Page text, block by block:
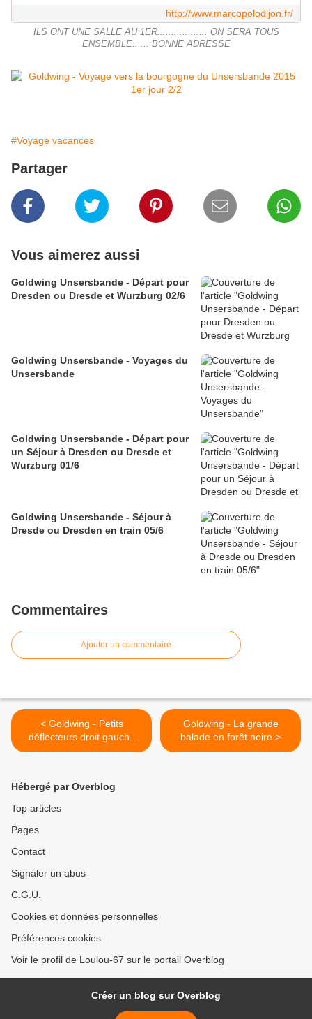
http://www.marcopolodijon.fr/
ILS ONT UNE SALLE AU 1ER.................. ON SERA TOUS
ENSEMBLE...... BONNE ADRESSE
#Voyage vacances
Partager
Vous aimerez aussi
Goldwing Unsersbande - Départ pour
Dresden ou Dresde et Wurzburg 02/6
Goldwing Unsersbande - Voyages du
Unsersbande
Goldwing Unsersbande - Départ pour
un Séjour à Dresden ou Dresde et
Wurzburg 01/6
Goldwing Unsersbande - Séjour à
Dresde ou Dresden en train 05/6
Commentaires
Ajouter un commentaire
< Goldwing - Petits
déflecteurs droit gauche
Goldwing 1800
Goldwing - La grande
balade en forêt noire >
Hébergé par Overblog
Top articles
Pages
Contact
Signaler un abus
C.G.U.
Cookies et données personnelles
Préférences cookies
Voir le profil de Loulou-67 sur le portail Overblog
Créer un blog sur Overblog